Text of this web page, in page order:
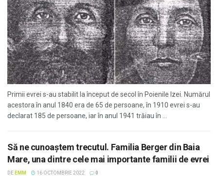
Primii evrei s-au stabilit la început de secol în Poienile Izei. Numărul
acestora în anul 1840 era de 65 de persoane, în 1910 evrei s-au
declarat 185 de persoane, iar în anul 1941 trăiau în ...
Să ne cunoaştem trecutul. Familia Berger din Baia
Mare, una dintre cele mai importante familii de evrei
DE EMM 16 OCTOMBRIE 2022 0